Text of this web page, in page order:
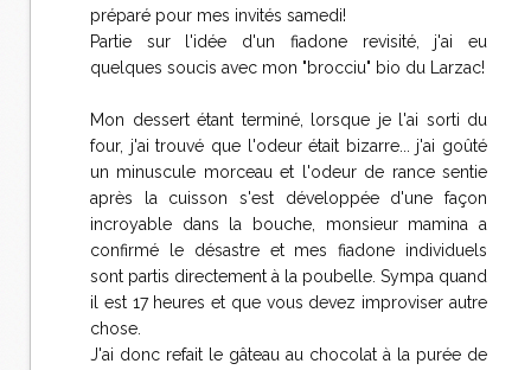
préparé pour mes invités samedi!
Partie sur l'idée d'un fiadone revisité, j'ai eu
quelques soucis avec mon "brocciu" bio du Larzac!
Mon dessert étant terminé, lorsque je l'ai sorti du
four, j'ai trouvé que l'odeur était bizarre... j'ai goûté
un minuscule morceau et l'odeur de rance sentie
après la cuisson s'est développée d'une façon
incroyable dans la bouche, monsieur mamina a
confirmé le désastre et mes fiadone individuels
sont partis directement à la poubelle. Sympa quand
il est 17 heures et que vous devez improviser autre
chose.
J'ai donc refait le gâteau au chocolat à la purée de